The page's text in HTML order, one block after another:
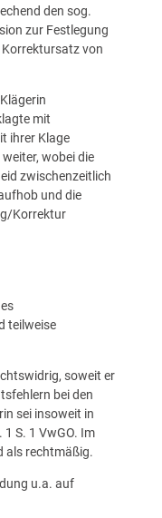
den sog.
zur Festlegung
von
mit
ihrer Klage
wobei die
zwischenzeitlich
und die
Korrektur
teilweise
soweit er
bei den
sei insoweit in
S. 1 VwGO. Im
als rechtmäßig.
u.a. auf